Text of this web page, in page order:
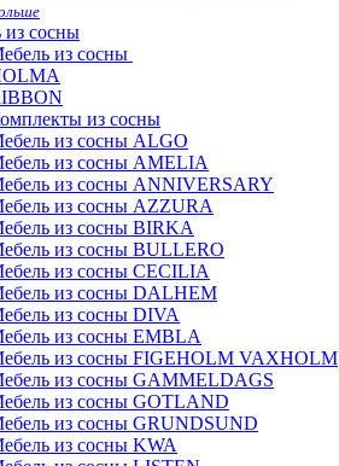
из сосны
из сосны
из сосны
из сосны ALGO
из сосны AMELIA
из сосны ANNIVERSARY
из сосны AZZURA
из сосны BIRKA
из сосны BULLERO
из сосны CECILIA
из сосны DALHEM
из сосны DIVA
из сосны EMBLA
из сосны FIGEHOLM VAXHOLM
из сосны GAMMELDAGS
из сосны GOTLAND
из сосны GRUNDSUND
из сосны KWA